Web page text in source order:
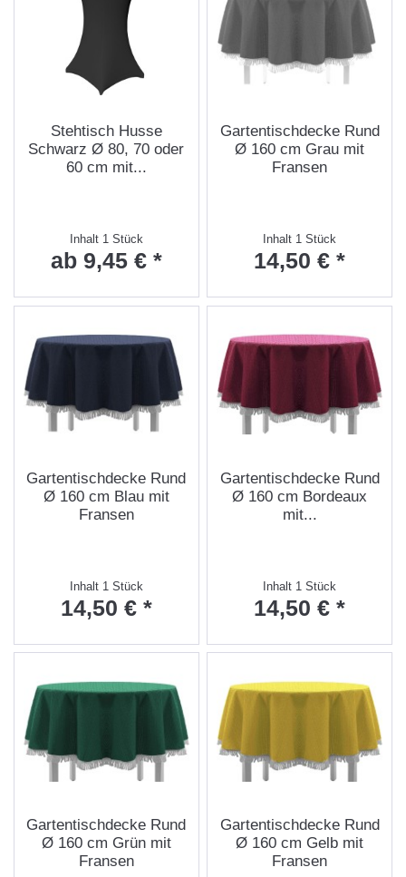
Stehtisch Husse
Schwarz Ø 80, 70 oder
60 cm mit...
Inhalt 1 Stück
ab 9,45 € *
Gartentischdecke Rund
Ø 160 cm Grau mit
Fransen
Inhalt 1 Stück
14,50 € *
Gartentischdecke Rund
Ø 160 cm Blau mit
Fransen
Inhalt 1 Stück
14,50 € *
Gartentischdecke Rund
Ø 160 cm Bordeaux
mit...
Inhalt 1 Stück
14,50 € *
Gartentischdecke Rund
Ø 160 cm Grün mit
Fransen
Gartentischdecke Rund
Ø 160 cm Gelb mit
Fransen